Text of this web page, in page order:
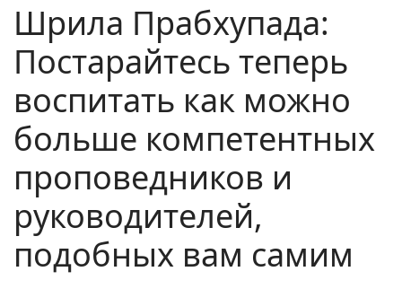
Шрила Прабхупада:
Постарайтесь теперь
воспитать как можно
больше компетентных
проповедников и
руководителей,
подобных вам самим